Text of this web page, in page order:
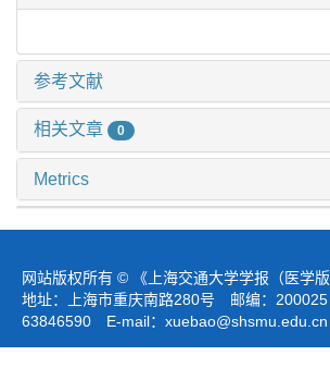
参考文献
相关文章 0
Metrics
网站版权所有 © 《上海交通大学学报（医学
地址：上海市重庆南路280号 邮编：
63846590 E-mail： xuebao@shsmu.edu.cn